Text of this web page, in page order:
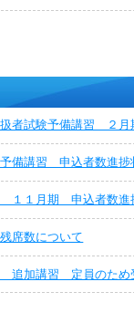
扱者試験予備講習 ２
備講習 申込者数進捗
１１月期 申込者数進
席数について
追加講習 定員のため